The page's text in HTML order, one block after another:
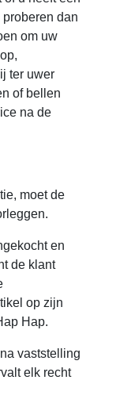
dan
om uw
ter uwer
of bellen
na de
moet de
en
de klant
op zijn
Hap.
vaststelling
elk recht